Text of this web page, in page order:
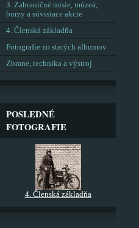
3. Zahraničné misie, múzeá,
burzy a súvisiace akcie
4. Členská základňa
Fotografie zo starých albumov
Zbrane, technika a výstroj
POSLEDNÉ
FOTOGRAFIE
4. Členská základňa